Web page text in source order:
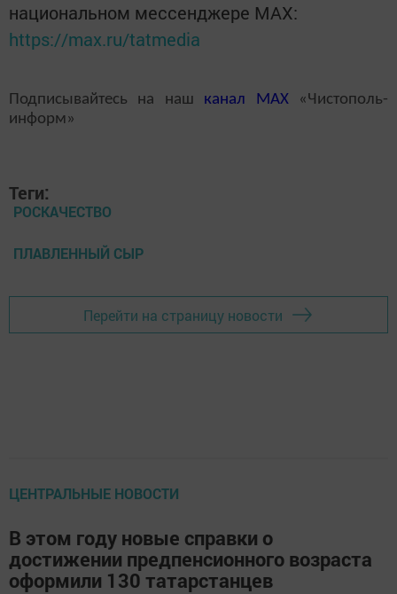
национальном мессенджере MАХ:
https://max.ru/tatmedia
Подписывайтесь на наш канал MAX«Чистополь-
информ»
Теги:
РОСКАЧЕСТВО
ПЛАВЛЕННЫЙ СЫР
Перейти на страницу новости
ЦЕНТРАЛЬНЫЕ НОВОСТИ
В этом году новые справки о
достижении предпенсионного возраста
оформили 130 татарстанцев